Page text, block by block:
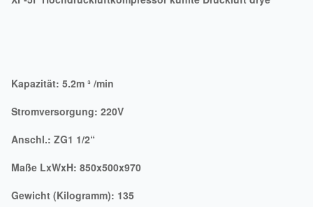
Kapazität: 5.2m ³ /min
Stromversorgung: 220V
Anschl.: ZG1 1/2“
Maße LxWxH: 850x500x970
Gewicht (Kilogramm): 135